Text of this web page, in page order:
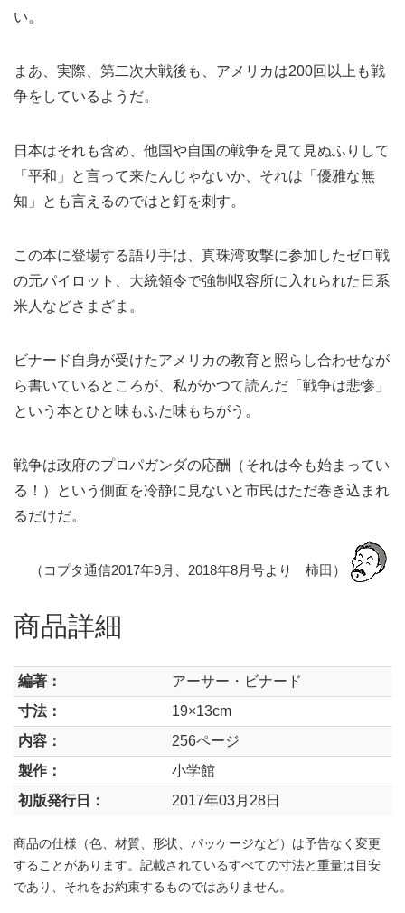
い。
まあ、実際、第二次大戦後も、アメリカは200回以上も戦
争をしているようだ。
日本はそれも含め、他国や自国の戦争を見て見ぬふりして
「平和」と言って来たんじゃないか、それは「優雅な無
知」とも言えるのではと釘を刺す。
この本に登場する語り手は、真珠湾攻撃に参加したゼロ戦
の元パイロット、大統領令で強制収容所に入れられた日系
米人などさまざま。
ビナード自身が受けたアメリカの教育と照らし合わせなが
ら書いているところが、私がかつて読んだ「戦争は悲惨」
という本とひと味もふた味もちがう。
戦争は政府のプロパガンダの応酬（それは今も始まってい
る！）という側面を冷静に見ないと市民はただ巻き込まれ
るだけだ。
（コプタ通信2017年9月、2018年8月号より 柿田）
商品詳細
編著：
アーサー・ビナード
寸法：
19×13cm
内容：
256ページ
製作：
小学館
初版発行日：
2017年03月28日
商品の仕様（色、材質、形状、パッケージなど）は予告なく変更
することがあります。記載されているすべての寸法と重量は目安
であり、それをお約束するものではありません。